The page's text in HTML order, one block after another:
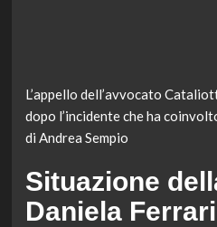
L’appello dell’avvocato
dopo l’incidente che ha
di Andrea Sempio
Situazione
Daniela Ferrari